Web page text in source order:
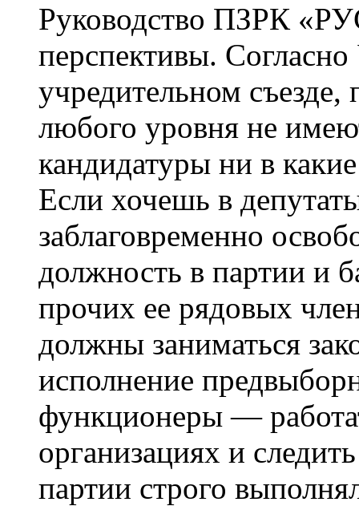
Руководство ПЗРК
перспективы.
учредительном
любого уровня не
кандидатуры ни в
Если хочешь в
заблаговременно
должность в партии и
прочих ее рядовых
должны заниматься
исполнение
функционеры —
организациях и
партии строго